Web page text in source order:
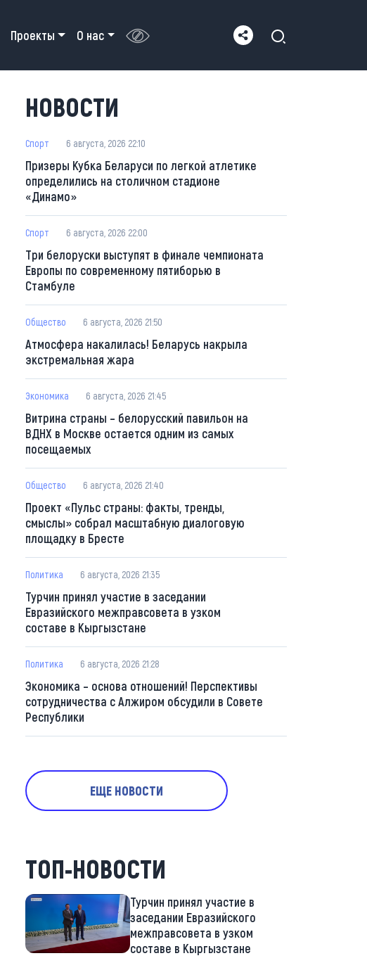
Проекты О нас
НОВОСТИ
Спорт 6 августа, 2026 22:10
Призеры Кубка Беларуси по легкой атлетике
определились на столичном стадионе
«Динамо»
Спорт 6 августа, 2026 22:00
Три белоруски выступят в финале чемпионата
Европы по современному пятиборью в
Стамбуле
Общество 6 августа, 2026 21:50
Атмосфера накалилась! Беларусь накрыла
экстремальная жара
Экономика 6 августа, 2026 21:45
Витрина страны – белорусский павильон на
ВДНХ в Москве остается одним из самых
посещаемых
Общество 6 августа, 2026 21:40
Проект «Пульс страны: факты, тренды,
смыслы» собрал масштабную диалоговую
площадку в Бресте
Политика 6 августа, 2026 21:35
Турчин принял участие в заседании
Евразийского межправсовета в узком
составе в Кыргызстане
Политика 6 августа, 2026 21:28
Экономика – основа отношений! Перспективы
сотрудничества с Алжиром обсудили в Совете
Республики
ЕЩЕ НОВОСТИ
ТОП-НОВОСТИ
Турчин принял участие в
заседании Евразийского
межправсовета в узком
составе в Кыргызстане